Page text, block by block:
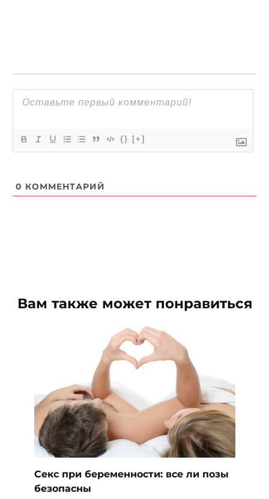
{} [+]
0 КОММЕНТАРИЙ
Вам также может понравиться
Секс при беременности: все ли позы
безопасны